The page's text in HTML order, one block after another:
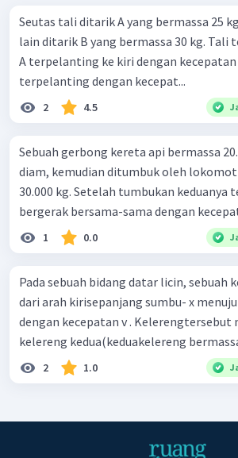
Seutas tali ditarik A yang bermassa 25
lain ditarik B yang bermassa 30 kg. Tali
A terpelanting ke kiri dengan kecepatan
terpelanting dengan kecepat...
2 4.5
Sebuah gerbong kereta api bermassa
diam, kemudian ditumbuk oleh
30.000 kg. Setelah tumbukan keduanya
bergerak bersama-sama dengan
1 0.0
Pada sebuah bidang datar licin, sebuah
dari arah kirisepanjang sumbu- x
dengan kecepatan v . Kelerengtersebut
kelereng kedua(keduakelereng
2 1.0